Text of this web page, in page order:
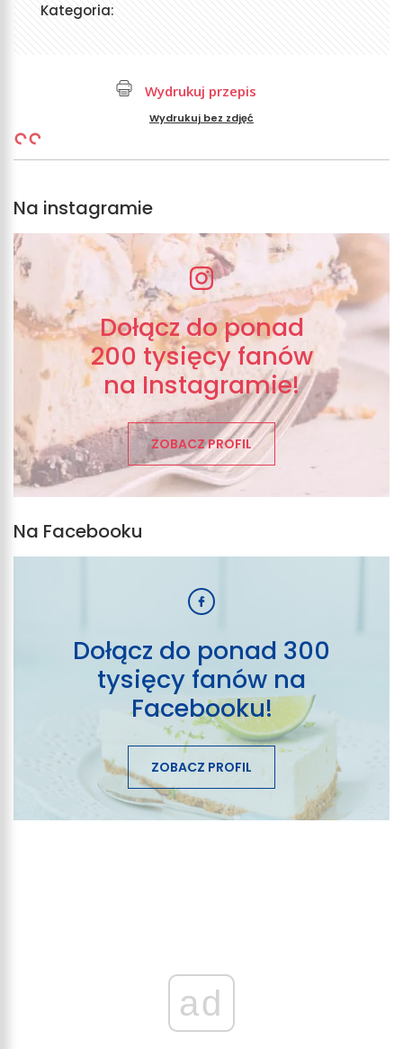
Kategoria:
Wydrukuj przepis
Wydrukuj bez zdjęć
Na instagramie
Dołącz do ponad
200 tysięcy fanów
na Instagramie!
ZOBACZ PROFIL
Na Facebooku
Dołącz do ponad 300
tysięcy fanów na
Facebooku!
ZOBACZ PROFIL
ad